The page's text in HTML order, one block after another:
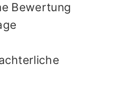
Bewertung